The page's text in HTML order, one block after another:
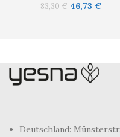
83,30€ 46,73 €
Deutschland: